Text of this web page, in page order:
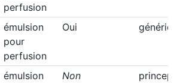
perfusion
émulsion
pour
perfusion
Oui
émulsion
Non princeps